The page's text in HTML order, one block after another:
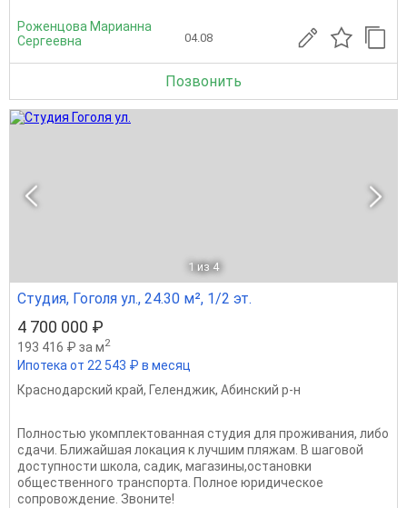
Роженцова Марианна
Сергеевна
04.08
Позвонить
1 из 4
Студия, Гоголя ул., 24.30 м², 1/2 эт.
4 700 000 ₽
193 416 ₽ за м2
Ипотека от 22 543 ₽ в месяц
Краснодарский край, Геленджик, Абинский р-н
Полностью укомплектованная студия для проживания, либо
сдачи. Ближайшая локация к лучшим пляжам. В шаговой
доступности школа, садик, магазины,остановки
общественного транспорта. Полное юридическое
сопровождение. Звоните!